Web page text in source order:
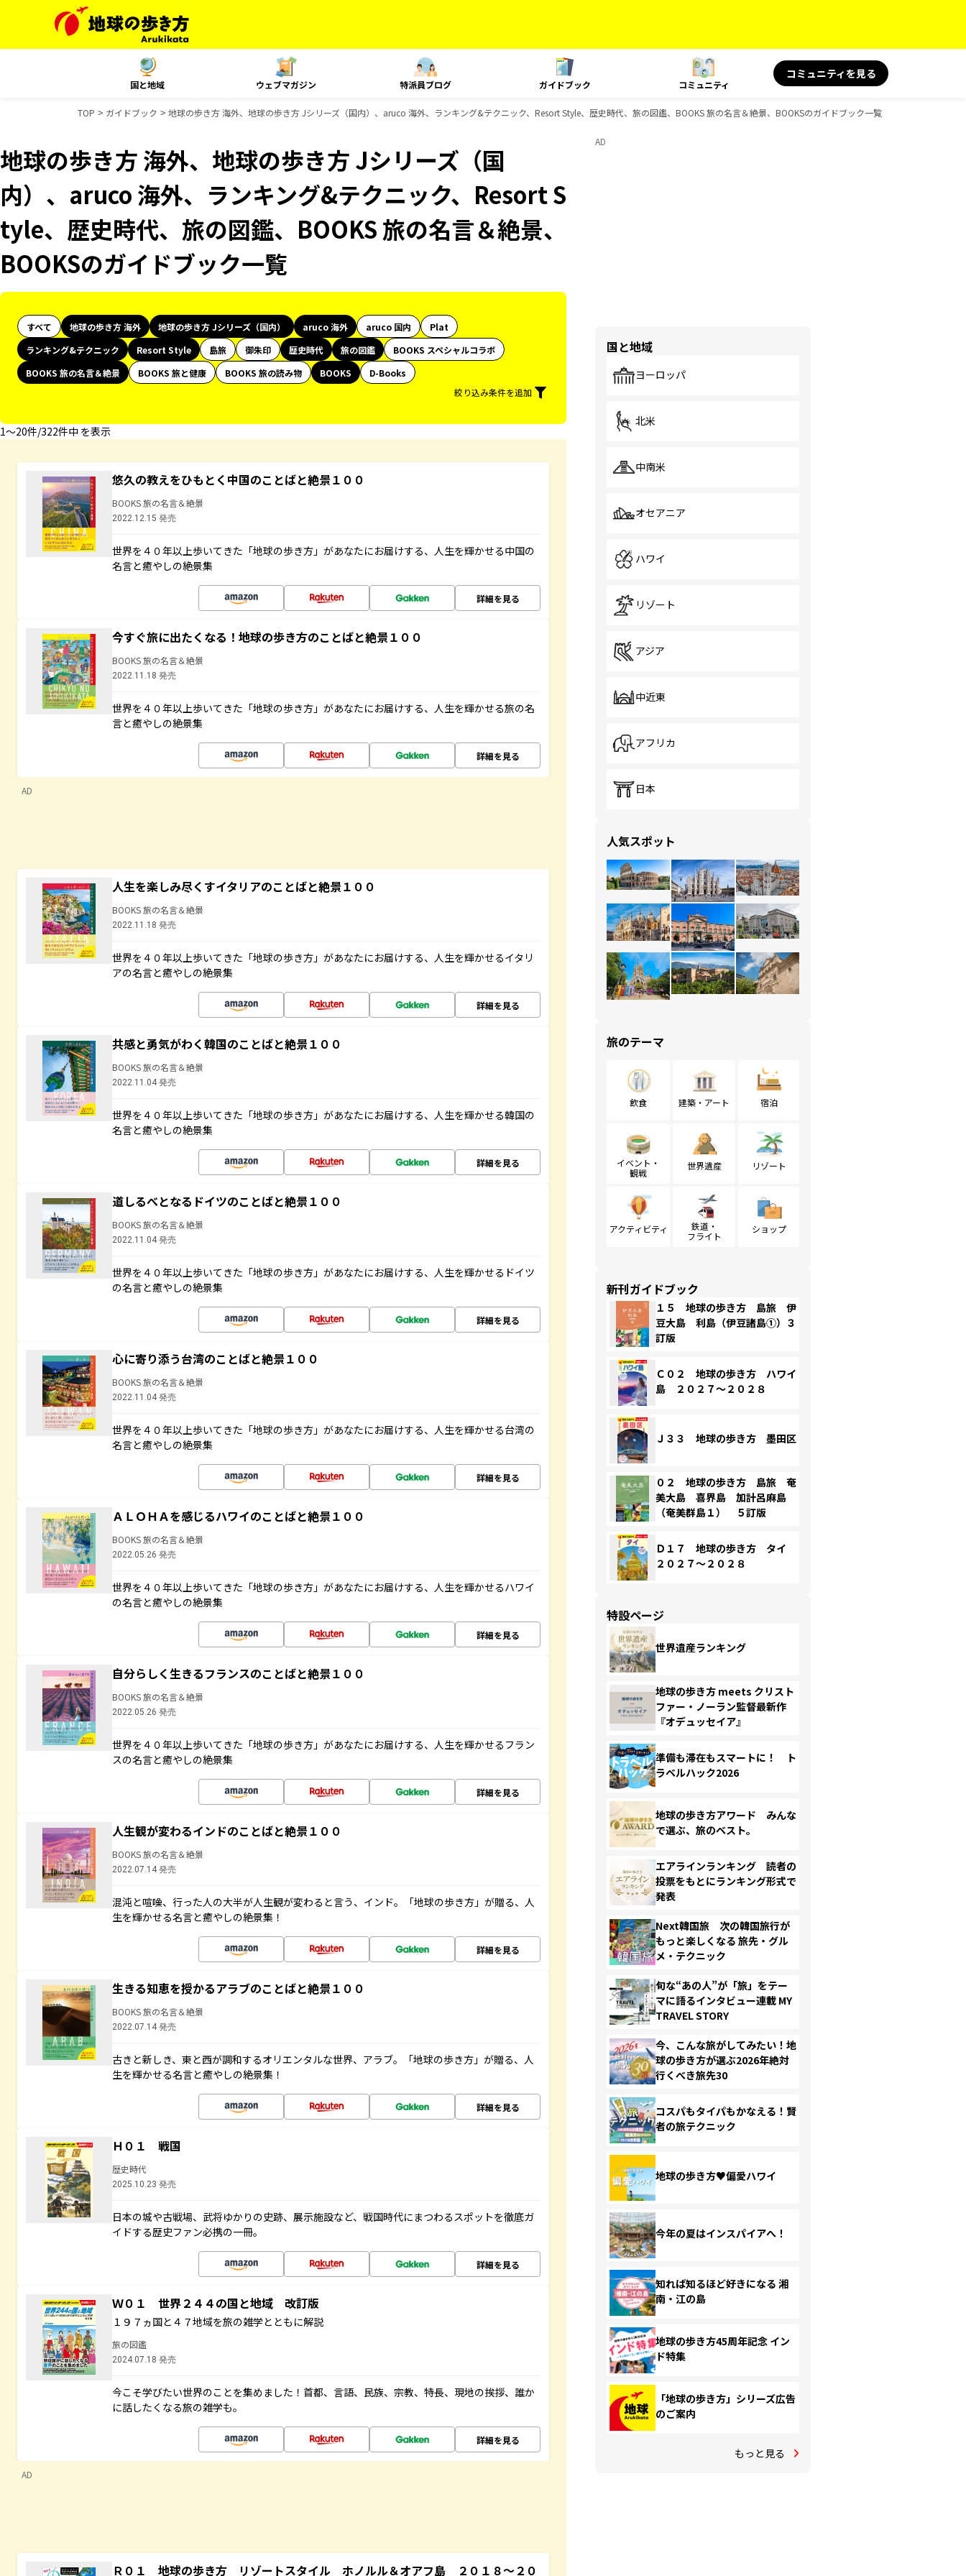
国と地域 ウェブマガジン 特派員ブログ ガイドブック コミュニティ
コミュニティを見る
TOP ガイドブック 地球の歩き方 海外、地球の歩き方 Jシリーズ（国内）、aruco 海外、ランキング&テクニック、Resort Style、歴史時代、旅の図鑑、BOOKS 旅の名言＆絶景、BOOKSのガイドブック一覧
地球の歩き方 海外、地球の歩き方 Jシリーズ（国
内）、aruco 海外、ランキング&テクニック、Resort S
tyle、歴史時代、旅の図鑑、BOOKS 旅の名言＆絶景、
BOOKSのガイドブック一覧
すべて 地球の歩き方 海外 地球の歩き方 Jシリーズ（国内） aruco 海外 aruco 国内
Plat
ランキング&テクニック
Resort Style 島旅 御朱印 歴史時代 旅の図鑑
BOOKS スペシャルコラボ
BOOKS 旅の名言＆絶景
BOOKS 旅と健康 BOOKS 旅の読み物 BOOKS
D-Books
絞り込み条件を追加
1〜20件/322件中 を表示
悠久の教えをひもとく中国のことばと絶景１００
BOOKS 旅の名言＆絶景
2022.12.15 発売
世界を４０年以上歩いてきた「地球の歩き方」があなたにお届けする、人生を輝かせる中国の
名言と癒やしの絶景集
詳細を見る
今すぐ旅に出たくなる！地球の歩き方のことばと絶景１００
BOOKS 旅の名言＆絶景
2022.11.18 発売
世界を４０年以上歩いてきた「地球の歩き方」があなたにお届けする、人生を輝かせる旅の名
言と癒やしの絶景集
詳細を見る
AD
人生を楽しみ尽くすイタリアのことばと絶景１００
BOOKS 旅の名言＆絶景
2022.11.18 発売
世界を４０年以上歩いてきた「地球の歩き方」があなたにお届けする、人生を輝かせるイタリ
アの名言と癒やしの絶景集
詳細を見る
共感と勇気がわく韓国のことばと絶景１００
BOOKS 旅の名言＆絶景
2022.11.04 発売
世界を４０年以上歩いてきた「地球の歩き方」があなたにお届けする、人生を輝かせる韓国の
名言と癒やしの絶景集
詳細を見る
道しるべとなるドイツのことばと絶景１００
BOOKS 旅の名言＆絶景
2022.11.04 発売
世界を４０年以上歩いてきた「地球の歩き方」があなたにお届けする、人生を輝かせるドイツ
の名言と癒やしの絶景集
詳細を見る
心に寄り添う台湾のことばと絶景１００
BOOKS 旅の名言＆絶景
2022.11.04 発売
世界を４０年以上歩いてきた「地球の歩き方」があなたにお届けする、人生を輝かせる台湾の
名言と癒やしの絶景集
詳細を見る
ＡＬＯＨＡを感じるハワイのことばと絶景１００
BOOKS 旅の名言＆絶景
2022.05.26 発売
世界を４０年以上歩いてきた「地球の歩き方」があなたにお届けする、人生を輝かせるハワイ
の名言と癒やしの絶景集
詳細を見る
自分らしく生きるフランスのことばと絶景１００
BOOKS 旅の名言＆絶景
2022.05.26 発売
世界を４０年以上歩いてきた「地球の歩き方」があなたにお届けする、人生を輝かせるフラン
スの名言と癒やしの絶景集
詳細を見る
人生観が変わるインドのことばと絶景１００
BOOKS 旅の名言＆絶景
2022.07.14 発売
混沌と喧噪、行った人の大半が人生観が変わると言う、インド。「地球の歩き方」が贈る、人
生を輝かせる名言と癒やしの絶景集！
詳細を見る
生きる知恵を授かるアラブのことばと絶景１００
BOOKS 旅の名言＆絶景
2022.07.14 発売
古きと新しき、東と西が調和するオリエンタルな世界、アラブ。「地球の歩き方」が贈る、人
生を輝かせる名言と癒やしの絶景集！
詳細を見る
Ｈ０１ 戦国
歴史時代
2025.10.23 発売
日本の城や古戦場、武将ゆかりの史跡、展示施設など、戦国時代にまつわるスポットを徹底ガ
イドする歴史ファン必携の一冊。
詳細を見る
Ｗ０１ 世界２４４の国と地域 改訂版
１９７ヵ国と４７地域を旅の雑学とともに解説
旅の図鑑
2024.07.18 発売
今こそ学びたい世界のことを集めました！首都、言語、民族、宗教、特長、現地の挨拶、誰か
に話したくなる旅の雑学も。
詳細を見る
AD
Ｒ０１ 地球の歩き方 リゾートスタイル ホノルル＆オアフ島 ２０１８～２０
AD
国と地域
ヨーロッパ
北米
中南米
オセアニア
ハワイ
リゾート
アジア
中近東
アフリカ
日本
人気スポット
旅のテーマ
飲食 建築・アート 宿泊
イベント・
観戦
世界遺産 リゾート
アクティビティ
鉄道・
フライト
ショップ
新刊ガイドブック
１５ 地球の歩き方 島旅 伊
豆大島 利島（伊豆諸島①）３
訂版
Ｃ０２ 地球の歩き方 ハワイ
島 ２０２７～２０２８
Ｊ３３ 地球の歩き方 墨田区
０２ 地球の歩き方 島旅 奄
美大島 喜界島 加計呂麻島
（奄美群島１） ５訂版
Ｄ１７ 地球の歩き方 タイ
２０２７～２０２８
特設ページ
世界遺産ランキング
地球の歩き方 meets クリスト
ファー・ノーラン監督最新作
『オデュッセイア』
準備も滞在もスマートに！ ト
ラベルハック2026
地球の歩き方アワード みんな
で選ぶ、旅のベスト。
エアラインランキング 読者の
投票をもとにランキング形式で
発表
Next韓国旅 次の韓国旅行が
もっと楽しくなる 旅先・グル
メ・テクニック
旬な“あの人”が「旅」をテー
マに語るインタビュー連載 MY
TRAVEL STORY
今、こんな旅がしてみたい！地
球の歩き方が選ぶ2026年絶対
行くべき旅先30
コスパもタイパもかなえる！賢
者の旅テクニック
地球の歩き方♥偏愛ハワイ
今年の夏はインスパイアへ！
知れば知るほど好きになる 湘
南・江の島
地球の歩き方45周年記念 イン
ド特集
「地球の歩き方」シリーズ広告
のご案内
もっと見る